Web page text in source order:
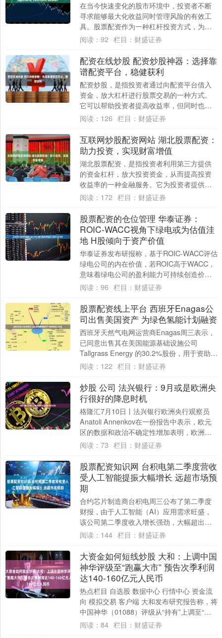
在当今快速变化的股市环境中，投资者不断
寻求能够最大化收益同时管理风险的有效工
具。股票配资作为一种杠杆投资方式，为有
经验的投资者提供了放大资金规模、把握市
阅读： 92 栏目： 财盛证券
配资在线炒股 配资炒股神器：选择靠
谱配资平台，稳健获利
配资炒股，是指投资者通过向配资平台借入
资金，放大杠杆进行股票交易的一种方式。
它可以帮助投资者提高收益率，但同时也会
增加风险。因此，选择靠谱的配资平台至关
阅读： 126 栏目： 财盛证券
互联网炒股配资网站 湖北股票配资：
助力投资，实现财富增值
湖北股票配资，是指投资者利用第三方提供
的资金杠杆，放大投资资金，从而提高投资
收益率的一种金融服务。它为投资者提供了
以下优势： 股票配资是通过借贷资金放大投
阅读： 172 栏目： 财盛证券
股票配资的仓位管理 华泰证券：
ROIC-WACC视角下绿电或为估值洼
地 H股倾向于资产价值
华泰证券发布研报称，基于ROIC-WACC评估
绿电公司的内在价值，若ROIC高于WACC，
意味着绿电公司的盈利能力可持续创造价
值；反之则意味着在融资成本过高的市....
阅读： 96 栏目： 财盛证券
股票配资线上平台 西班牙Enagas公
司出售美国资产 为绿色氢能计划融资
西班牙天然气电网运营商Enagas周三表示，
已同意出售其在美国能源基础设施公司
Tallgrass Energy 的30.2%股份，用于资助绿
色氢能项目。 使用....
阅读： 122 栏目： 财盛证券
炒股 公司 法兴银行：9月或是欧洲央
行很好的降息时机
格隆汇7月10日丨法兴银行欧洲央行观察员
Anatoli Annenkov在一份报告中表示，欧元
区的数据和政治不确定性增加表明，欧洲央
行的政策立场还有进一步放松的....
阅读： 73 栏目： 财盛证券
股票配资知识网 台积电第二季度营收
受人工智能提振大幅增长 远超市场预
期
合约芯片制造商台积电周三公布了第二季度
财报，由于人工智能（AI）应用需求旺盛，
该公司第二季度收入增长强劲，大幅超出市
场预期。 * **资金杠杆：**放大您的投资....
阅读： 144 栏目： 财盛证券
大资金如何短线炒股 大和：上调中国
神华评级至“跑赢大市” 预告次季利润
达140-160亿元人民币
热点栏目 自选股 数据中心 行情中心 资金流
向 模拟交易 客户端 大和发布研究报告称，将
中国神华（01088）评级从“持有”上调至“跑
赢大市”，主因是国企主题、....
阅读： 84 栏目： 财盛证券